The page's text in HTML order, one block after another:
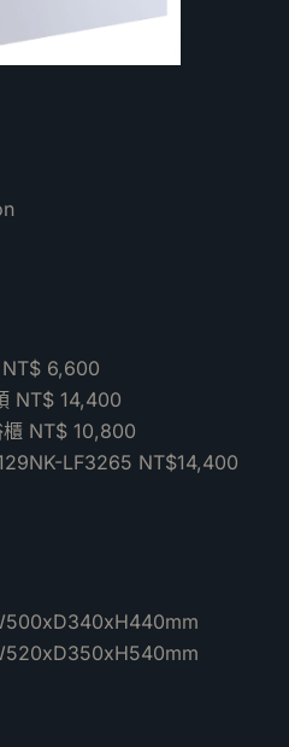
6,600
NT$ 14,400
櫃 NT$ 10,800
LF3265 NT$14,400